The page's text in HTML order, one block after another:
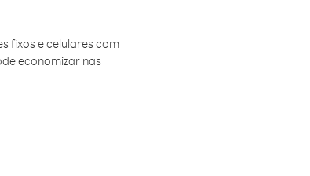
fixos e celulares com
economizar nas